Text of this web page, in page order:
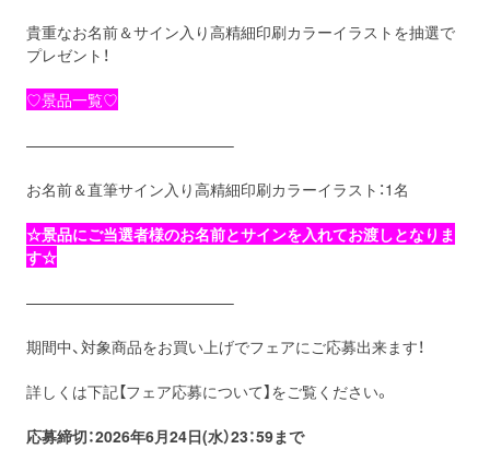
貴重なお名前＆サイン入り高精細印刷カラーイラストを抽選で
プレゼント！
♡景品一覧♡
—————————————–
お名前＆直筆サイン入り高精細印刷カラーイラスト：1名
☆景品にご当選者様のお名前とサインを入れてお渡しとなりま
す☆
—————————————–
期間中、対象商品をお買い上げでフェアにご応募出来ます！
詳しくは下記【フェア応募について】をご覧ください。
応募締切：2026年6月24日(水）23：59まで